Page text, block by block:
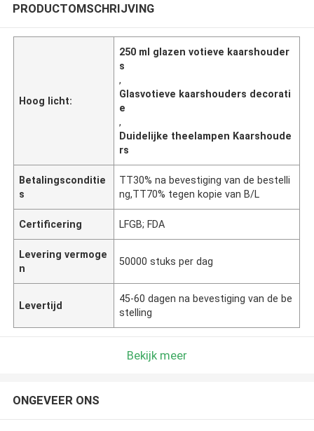
PRODUCTOMSCHRIJVING
Hoog licht:
250 ml glazen votieve kaarshouder
s
,
Glasvotieve kaarshouders decorati
e
,
Duidelijke theelampen Kaarshoude
rs
Betalingsconditie
s
TT30% na bevestiging van de bestelli
ng,TT70% tegen kopie van B/L
Certificering LFGB; FDA
Levering vermoge
n
50000 stuks per dag
Levertijd
45-60 dagen na bevestiging van de be
stelling
Bekijk meer
ONGEVEER ONS